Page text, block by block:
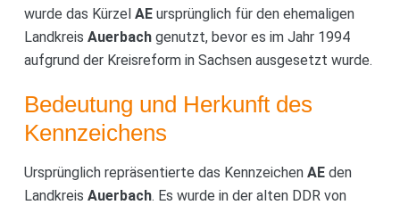
wurde das Kürzel AEursprünglich für den ehemaligen
Landkreis Auerbachgenutzt, bevor es im Jahr 1994
aufgrund der Kreisreform in Sachsen ausgesetzt wurde.
Bedeutung und Herkunft des
Kennzeichens
Ursprünglich repräsentierte das Kennzeichen AEden
Landkreis Auerbach. Es wurde in der alten DDR von